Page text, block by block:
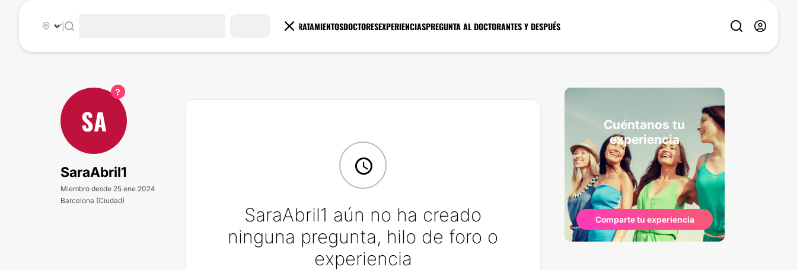
TRATAMIENTOSDOCTORESEXPERIENCIASPREGUNTA AL DOCTORANTES Y DESPUÉS
|
SA
SaraAbril1
Miembro desde 25 ene 2024
Barcelona (Ciudad)
SaraAbril1 aún no ha creado
ninguna pregunta, hilo de foro o
experiencia
Cuéntanos tu
experiencia
Comparte tu experiencia